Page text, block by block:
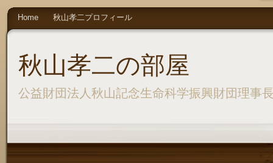
秋山孝二の部屋
公益財団法人秋山記念生命科学振興財団理事
Home 秋山孝二プロフィール